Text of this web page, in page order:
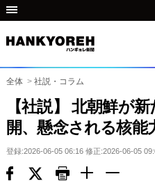
他
国
の
サ
イ
ト
の
全体 > 社説・コラム
【社説】 北朝鮮が
開、懸念される核能
登録:2026-06-05 06:16 修正:2026-06-05